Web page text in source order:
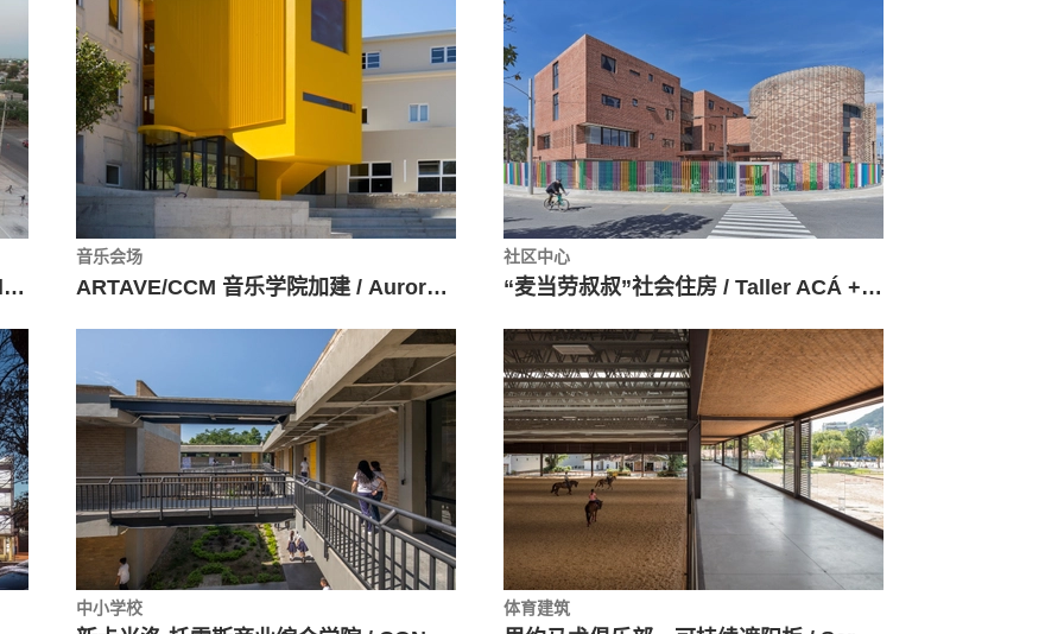
加利城色彩公园Kinder / DVCH DeVillarCHacon
音乐会场
ARTAVE/CCM 音乐学院加建 / Aurora Arquitectos
社区中心
“麦当劳叔叔”社会住房 / Taller ACÁ + Little Coins
中小学校 体育建筑